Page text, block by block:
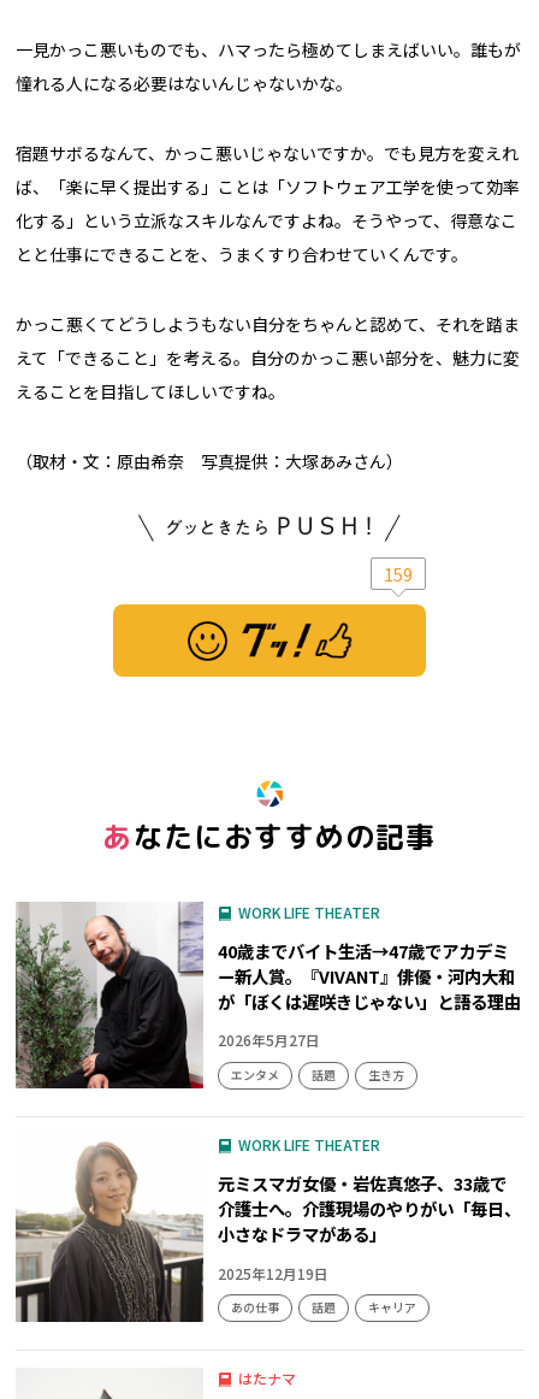
一見かっこ悪いものでも、ハマったら極めてしまえばいい。誰もが
憧れる人になる必要はないんじゃないかな。
宿題サボるなんて、かっこ悪いじゃないですか。でも見方を変えれ
ば、「楽に早く提出する」ことは「ソフトウェア工学を使って効率
化する」という立派なスキルなんですよね。そうやって、得意なこ
とと仕事にできることを、うまくすり合わせていくんです。
かっこ悪くてどうしようもない自分をちゃんと認めて、それを踏ま
えて「できること」を考える。自分のかっこ悪い部分を、魅力に変
えることを目指してほしいですね。
（取材・文：原由希奈 写真提供：大塚あみさん）
159
あなたにおすすめの記事
WORK LIFE THEATER
40歳までバイト生活→47歳でアカデミ
ー新人賞。『VIVANT』俳優・河内大和
が「ぼくは遅咲きじゃない」と語る理由
2026年5月27日
エンタメ 話題 生き方
WORK LIFE THEATER
元ミスマガ女優・岩佐真悠子、33歳で
介護士へ。介護現場のやりがい「毎日、
小さなドラマがある」
2025年12月19日
あの仕事 話題 キャリア
はたナマ